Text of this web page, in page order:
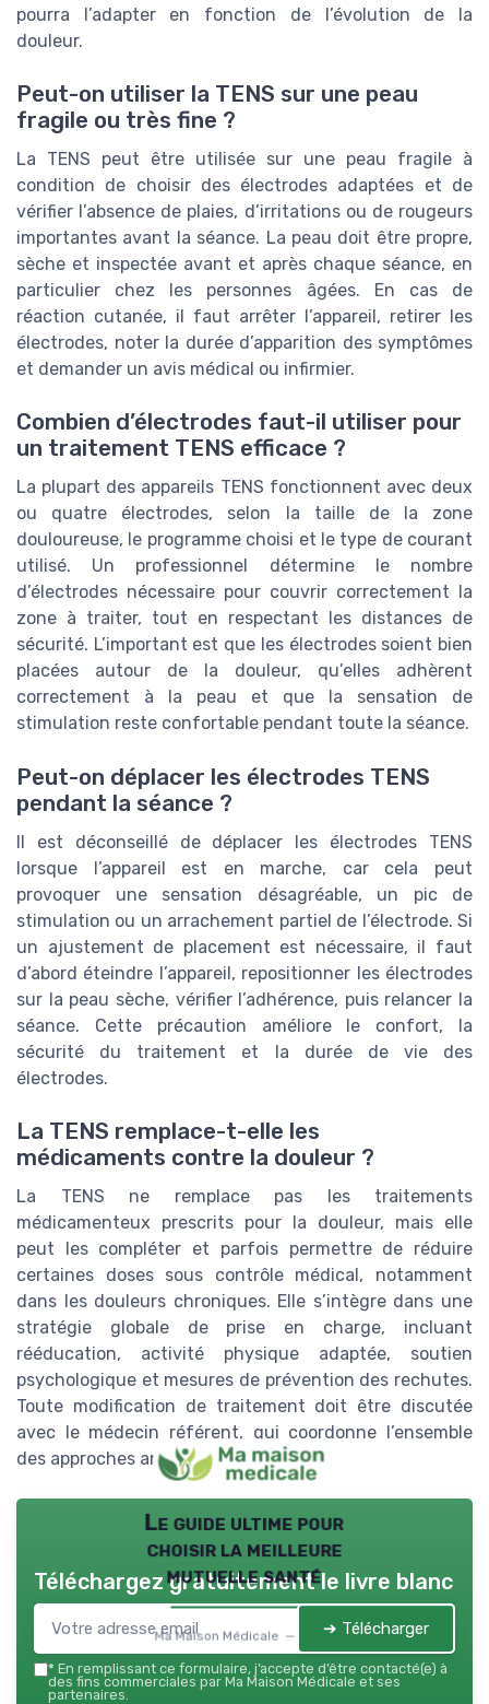
pourra l’adapter en fonction de l’évolution de la
douleur.
Peut-on utiliser la TENS sur une peau
fragile ou très fine ?
La TENS peut être utilisée sur une peau fragile à
condition de choisir des électrodes adaptées et de
vérifier l’absence de plaies, d’irritations ou de rougeurs
importantes avant la séance. La peau doit être propre,
sèche et inspectée avant et après chaque séance, en
particulier chez les personnes âgées. En cas de
réaction cutanée, il faut arrêter l’appareil, retirer les
électrodes, noter la durée d’apparition des symptômes
et demander un avis médical ou infirmier.
Combien d’électrodes faut-il utiliser pour
un traitement TENS efficace ?
La plupart des appareils TENS fonctionnent avec deux
ou quatre électrodes, selon la taille de la zone
douloureuse, le programme choisi et le type de courant
utilisé. Un professionnel détermine le nombre
d’électrodes nécessaire pour couvrir correctement la
zone à traiter, tout en respectant les distances de
sécurité. L’important est que les électrodes soient bien
placées autour de la douleur, qu’elles adhèrent
correctement à la peau et que la sensation de
stimulation reste confortable pendant toute la séance.
Peut-on déplacer les électrodes TENS
pendant la séance ?
Il est déconseillé de déplacer les électrodes TENS
lorsque l’appareil est en marche, car cela peut
provoquer une sensation désagréable, un pic de
stimulation ou un arrachement partiel de l’électrode. Si
un ajustement de placement est nécessaire, il faut
d’abord éteindre l’appareil, repositionner les électrodes
sur la peau sèche, vérifier l’adhérence, puis relancer la
séance. Cette précaution améliore le confort, la
sécurité du traitement et la durée de vie des
électrodes.
La TENS remplace-t-elle les
médicaments contre la douleur ?
La TENS ne remplace pas les traitements
médicamenteux prescrits pour la douleur, mais elle
peut les compléter et parfois permettre de réduire
certaines doses sous contrôle médical, notamment
dans les douleurs chroniques. Elle s’intègre dans une
stratégie globale de prise en charge, incluant
rééducation, activité physique adaptée, soutien
psychologique et mesures de prévention des rechutes.
Toute modification de traitement doit être discutée
avec le médecin référent, qui coordonne l’ensemble
des approches antalgiques.
Le guide ultime pour
choisir la meilleure
mutuelle santé
Ma Maison Médicale — 2026
Téléchargez gratuitement le livre blanc
➔ Télécharger
* En remplissant ce formulaire, j’accepte d’être contacté(e) à
des fins commerciales par Ma Maison Médicale et ses
partenaires.